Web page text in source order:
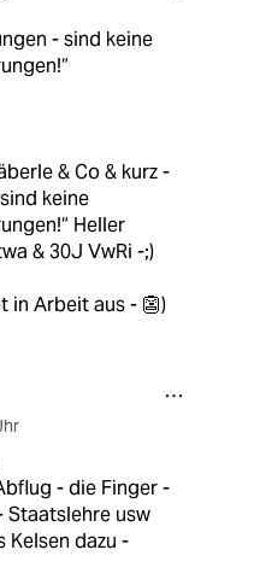
- sind keine
& Co & kurz -
keine
Heller
& 30J VwRi -;)
in Arbeit aus - 👺)
- die Finger -
Staatslehre usw
Kelsen dazu -